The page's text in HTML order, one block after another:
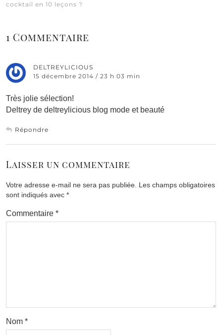
cocktail en 10 leçons ?
1 Commentaire
DELTREYLICIOUS
15 décembre 2014 / 23 h 03 min
Très jolie sélection!
Deltrey de deltreylicious blog mode et beauté
Répondre
Laisser un commentaire
Votre adresse e-mail ne sera pas publiée. Les champs obligatoires
sont indiqués avec *
Commentaire *
Nom *